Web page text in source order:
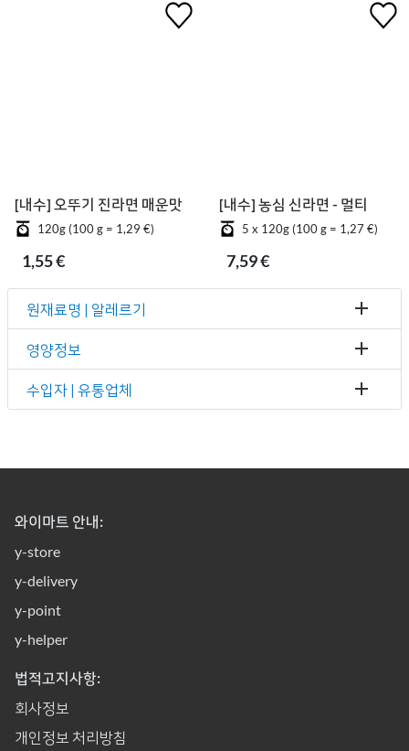
[내수] 오뚜기 진라면 매운맛
120g (100 g = 1,29 €)
1,55 €
[내수] 농심 신라면 - 멀티
5 x 120g (100 g = 1,27 €)
7,59 €
원재료명 | 알레르기
영양정보
수입자 | 유통업체
와이마트 안내:
y-store
y-delivery
y-point
y-helper
법적고지사항:
회사정보
개인정보 처리방침